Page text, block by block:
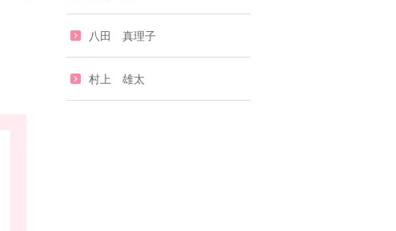
八田 真理子
村上 雄太